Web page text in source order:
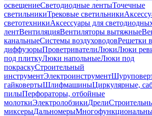
освещениеСветодиодные лентыТочечные
светильникиТрековые светильники
светотехникиАксессуары для
лентВентиляцияВентиляторы вытяжные
канальныеСистемы воздуховодовРешетки
диффузорыПроветривателиЛюкиЛюки
под плиткуЛюки напольныеЛюки под
покраскуСтроительный
инструментЭлектроинструмент
гайковертыШлифмашиныЦиркулярные,
пилыПерфораторы, отбойные
молоткиЭлектролобзикиДрели
миксерыДальномеры